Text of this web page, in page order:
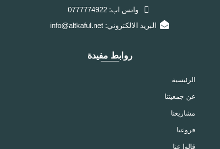
واتس اب: 0777774922
البريد الالكتروني: info@altkaful.net
روابط مفيدة
الرئيسية
عن جمعيتنا
مشاريعنا
فروعنا
قالوا عنا